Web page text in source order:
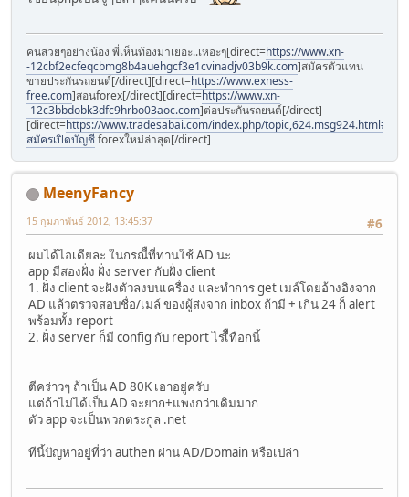
คนสวยๆอย่างน้อง พี่เห็นท้องมาเยอะ..เหอะๆ[direct=https://www.xn-
-12cbf2ecfeqcbmg8b4auehgcf3e1cvinadjv03b9k.com]สมัครตัวแทน
ขายประกันรถยนต์[/direct][direct=https://www.exness-
free.com]สอนforex[/direct][direct=https://www.xn-
-12c3bbdobk3dfc9hrbo03aoc.com]ต่อประกันรถยนต์[/direct]
[direct=https://www.tradesabai.com/index.php/
สมัครเปิดบัญชีforexใหม่ล่าสุด[/direct]
MeenyFancy
#6
15 กุมภาพันธ์ 2012, 13:45:37
ผมได้ไอเดียละ ในกรณีืที่ท่านใช้ AD นะ
app มีสองฝั่ง ฝั่ง server กับฝั่ง client
1. ฝั่ง client จะฝังตัวลงบนเครื่อง และทำการ get เมล์โดยอ้างอิงจาก
AD แล้วตรวจสอบชื่อ/เมล์ ของผู้ส่งจาก inbox ถ้ามี + เกิน 24 ก็ alert
พร้อมทั้ง report
2. ฝั่ง server ก็มี config กับ report ไรเืืทือกนี้
ตีคร่าวๆ ถ้าเป็น AD 80K เอาอยู่ครับ
แต่ถ้าไม่ได้เป็น AD จะยาก+แพงกว่าเดิมมาก
ตัว app จะเป็นพวกตระกูล .net
ทีนี้ปัญหาอยู่ที่ว่า authen ผ่าน AD/Domain หรือเปล่า